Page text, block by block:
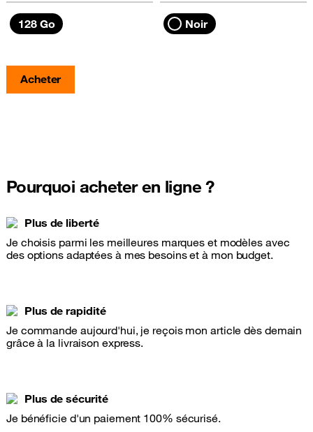
128 Go Noir
Acheter
Pourquoi acheter en ligne ?
Plus de liberté
Je choisis parmi les meilleures marques et modèles avec
des options adaptées à mes besoins et à mon budget.
Plus de rapidité
Je commande aujourd'hui, je reçois mon article dès demain
grâce à la livraison express.
Plus de sécurité
Je bénéficie d'un paiement 100% sécurisé.